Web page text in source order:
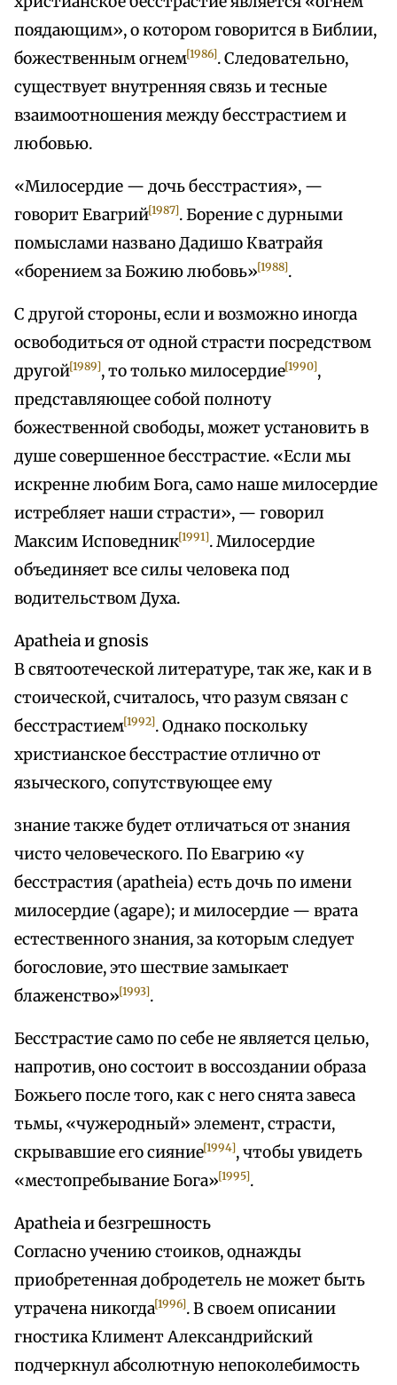
поядающим», о котором говорится в Библии,
божественным огнем[1986]. Следовательно,
существует внутренняя связь и тесные
взаимоотношения между бесстрастием и
любовью.
«Милосердие — дочь бесстрастия», —
говорит Евагрий[1987]. Борение с дурными
помыслами названо Дадишо Кватрайя
«борением за Божию любовь»[1988].
С другой стороны, если и возможно иногда
освободиться от одной страсти посредством
другой[1989], то только милосердие[1990],
представляющее собой полноту
божественной свободы, может установить в
душе совершенное бесстрастие. «Если мы
искренне любим Бога, само наше милосердие
истребляет наши страсти», — говорил
Максим Исповедник[1991]. Милосердие
объединяет все силы человека под
водительством Духа.
Apatheia и gnosis
В святоотеческой литературе, так же, как и в
стоической, считалось, что разум связан с
бесстрастием[1992]. Однако поскольку
христианское бесстрастие отлично от
языческого, сопутствующее ему
знание также будет отличаться от знания
чисто человеческого. По Евагрию «у
бесстрастия (apatheia) есть дочь по имени
милосердие (agape); и милосердие — врата
естественного знания, за которым следует
богословие, это шествие замыкает
блаженство»[1993].
Бесстрастие само по себе не является целью,
напротив, оно состоит в воссоздании образа
Божьего после того, как с него снята завеса
тьмы, «чужеродный» элемент, страсти,
скрывавшие его сияние[1994], чтобы увидеть
«местопребывание Бога»[1995].
Apatheia и безгрешность
Согласно учению стоиков, однажды
приобретенная добродетель не может быть
утрачена никогда[1996]. В своем описании
гностика Климент Александрийский
подчеркнул абсолютную непоколебимость